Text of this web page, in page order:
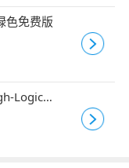
色免费版
Logic
免费版(附